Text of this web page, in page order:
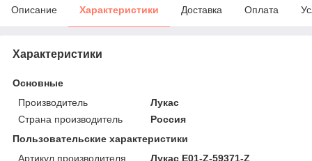
Описание Характеристики Доставка Оплата
Характеристики
Основные
Производитель
Лукас
Страна производитель
Россия
Пользовательские характеристики
Артикул производителя
Лукас E01-Z-59371-Z